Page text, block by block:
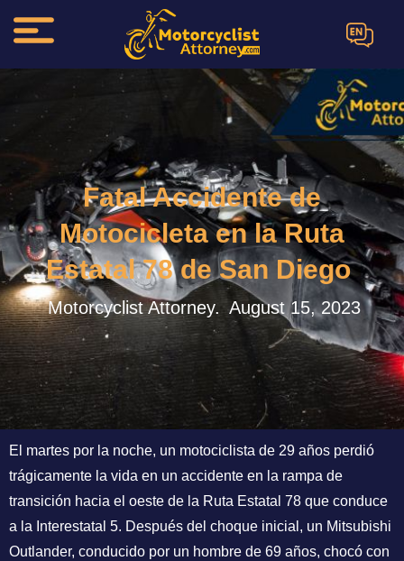
EN
Fatal Accidente de
Motocicleta en la Ruta
Estatal 78 de San Diego
Motorcyclist Attorney. August 15, 2023
El martes por la noche, un motociclista de 29 años perdió
trágicamente la vida en un accidente en la rampa de
transición hacia el oeste de la Ruta Estatal 78 que conduce
a la Interestatal 5. Después del choque inicial, un Mitsubishi
Outlander, conducido por un hombre de 69 años, chocó con